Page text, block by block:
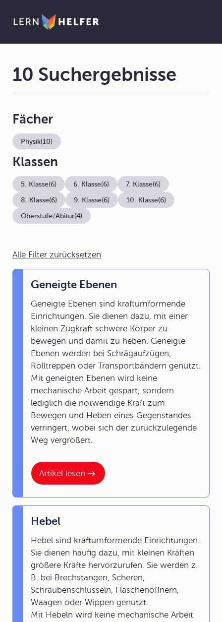
Alle Filter zurücksetzen
Artikel lesen
Geneigte Ebenen
Geneigte Ebenen sind kraftumformende
Einrichtungen. Sie dienen dazu, mit einer
kleinen Zugkraft schwere Körper zu
bewegen und damit zu heben. Geneigte
Ebenen werden bei Schrägaufzügen,
Rolltreppen oder Transportbändern genutzt.
Mit geneigten Ebenen wird keine
mechanische Arbeit gespart, sondern
lediglich die notwendige Kraft zum
Bewegen und Heben eines Gegenstandes
verringert, wobei sich der zurückzulegende
Weg vergrößert.
Hebel
Hebel sind kraftumformende Einrichtungen.
Sie dienen häufig dazu, mit kleinen Kräften
größere Kräfte hervorzurufen. Sie werden z.
B. bei Brechstangen, Scheren,
Schraubenschlüsseln, Flaschenöffnern,
Waagen oder Wippen genutzt.
Mit Hebeln wird keine mechanische Arbeit
10 Suchergebnisse
Fächer
Physik(10)
Klassen
5. Klasse(6) 6. Klasse(6) 7. Klasse(6)
8. Klasse(6) 9. Klasse(6) 10. Klasse(6)
Oberstufe/Abitur(4)